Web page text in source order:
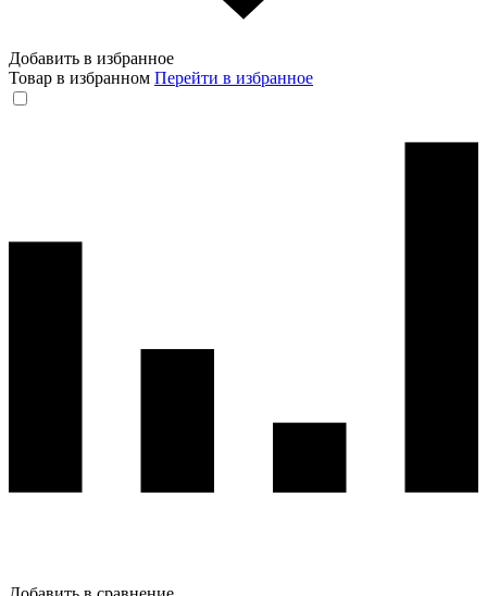
Добавить в избранное
Товар в избранном Перейти в избранное